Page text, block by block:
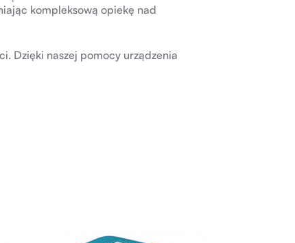
kompleksową opiekę nad
Dzięki naszej pomocy urządzenia